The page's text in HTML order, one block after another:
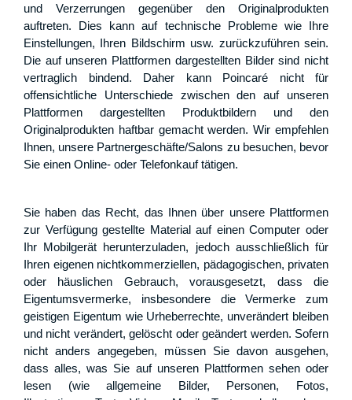
und Verzerrungen gegenüber den Originalprodukten
auftreten. Dies kann auf technische Probleme wie Ihre
Einstellungen, Ihren Bildschirm usw. zurückzuführen sein.
Die auf unseren Plattformen dargestellten Bilder sind nicht
vertraglich bindend. Daher kann Poincaré nicht für
offensichtliche Unterschiede zwischen den auf unseren
Plattformen dargestellten Produktbildern und den
Originalprodukten haftbar gemacht werden. Wir empfehlen
Ihnen, unsere Partnergeschäfte/Salons zu besuchen, bevor
Sie einen Online- oder Telefonkauf tätigen.
Sie haben das Recht, das Ihnen über unsere Plattformen
zur Verfügung gestellte Material auf einen Computer oder
Ihr Mobilgerät herunterzuladen, jedoch ausschließlich für
Ihren eigenen nichtkommerziellen, pädagogischen, privaten
oder häuslichen Gebrauch, vorausgesetzt, dass die
Eigentumsvermerke, insbesondere die Vermerke zum
geistigen Eigentum wie Urheberrechte, unverändert bleiben
und nicht verändert, gelöscht oder geändert werden. Sofern
nicht anders angegeben, müssen Sie davon ausgehen,
dass alles, was Sie auf unseren Plattformen sehen oder
lesen (wie allgemeine Bilder, Personen, Fotos,